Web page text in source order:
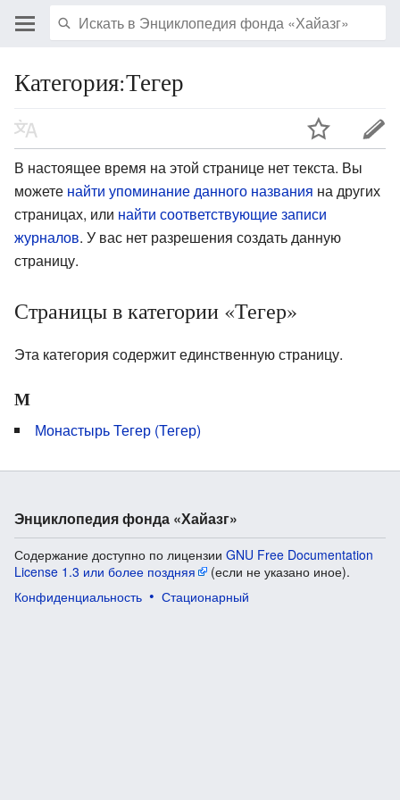
Категория:Тегер
В настоящее время на этой странице нет текста. Вы
можете найти упоминание данного названия на других
страницах, или найти соответствующие записи
журналов. У вас нет разрешения создать данную
страницу.
Страницы в категории «Тегер»
Эта категория содержит единственную страницу.
М
Монастырь Тегер (Тегер)
Энциклопедия фонда «Хайазг»
Содержание доступно по лицензии GNU Free Documentation
License 1.3 или более поздняя
(если не указано иное).
Конфиденциальность
Стационарный